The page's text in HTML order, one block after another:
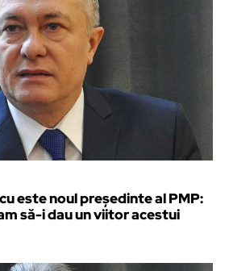
este noul președinte al PMP:
să-i dau un viitor acestui